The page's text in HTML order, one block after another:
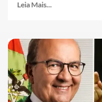
Leia Mais...